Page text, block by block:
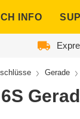
INFO
Gerade